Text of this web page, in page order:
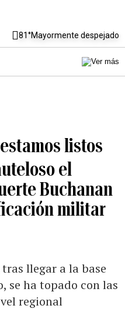
81°Mayormente despejado
listos
el
Buchanan
militar
llegar a la base
se ha topado con las
regional